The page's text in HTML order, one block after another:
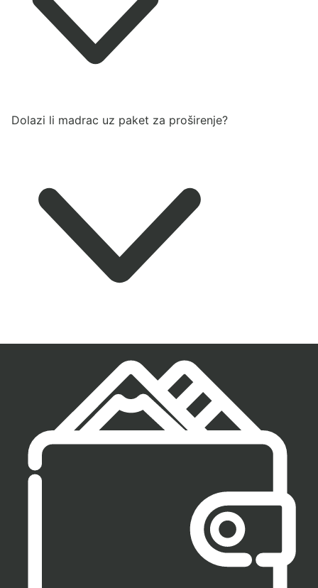
Dolazi li madrac uz paket za proširenje?